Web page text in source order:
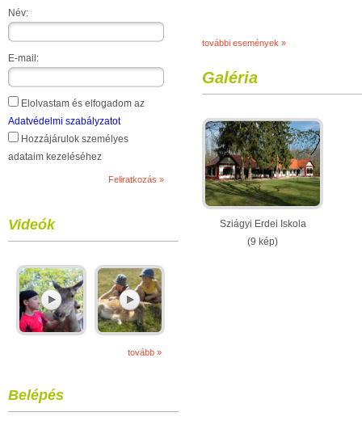
Név:
E-mail:
Elolvastam és elfogadom az
Adatvédelmi szabályzatot
Hozzájárulok személyes
adataim kezeléséhez
Videók
tovább »
Belépés
további események »
Galéria
Sziágyi Erdei Iskola
(9 kép)